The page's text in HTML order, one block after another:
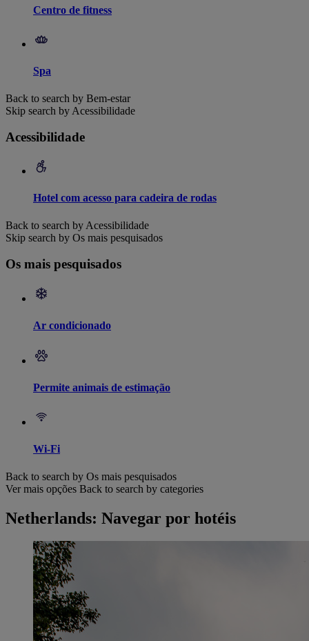
Centro de fitness
Spa
Back to search by Bem-estar
Skip search by Acessibilidade
Acessibilidade
Hotel com acesso para cadeira de rodas
Back to search by Acessibilidade
Skip search by Os mais pesquisados
Os mais pesquisados
Ar condicionado
Permite animais de estimação
Wi-Fi
Back to search by Os mais pesquisados
Ver mais opções Back to search by categories
Netherlands: Navegar por hotéis